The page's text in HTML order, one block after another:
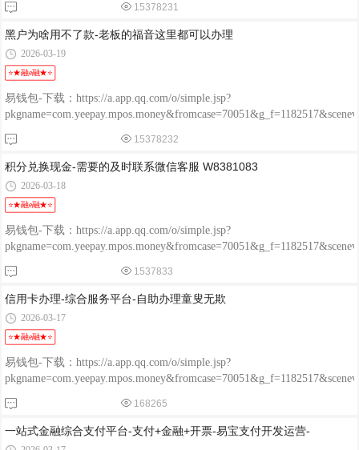
POS：http://oss.flmyzf.com/yzf/html/regist/index.html?phone=%E4%
15378231
黑户为啥用不了款-老板的福音这里都可以办理
2026-03-19
⭐★融e融★⭐
易钱包-下载：https://a.app.qq.com/o/simple.jsp?
POS：http://oss.flmyzf.com/yzf/html/regist/index.html?phone=%E4%
15378232
积分兑换现金-需要的及时联系微信客服 W8381083
2026-03-18
⭐★融e融★⭐
易钱包-下载：https://a.app.qq.com/o/simple.jsp?
POS：http://oss.flmyzf.com/yzf/html/regist/index.html?phone=%E4%
1537833
信用卡办理-综合服务平台-自助办理童叟无欺
2026-03-17
⭐★融e融★⭐
易钱包-下载：https://a.app.qq.com/o/simple.jsp?
POS：http://oss.flmyzf.com/yzf/html/regist/index.html?phone=%E4%
168265
一站式金融综合支付平台-支付+金融+开票-易宝支付开发运营-